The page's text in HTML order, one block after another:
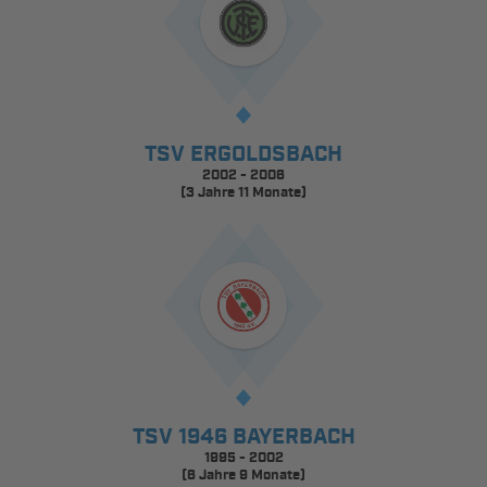
TSV ERGOLDSBACH
2002 - 2006
(3 Jahre 11 Monate)
TSV 1946 BAYERBACH
1995 - 2002
(6 Jahre 9 Monate)